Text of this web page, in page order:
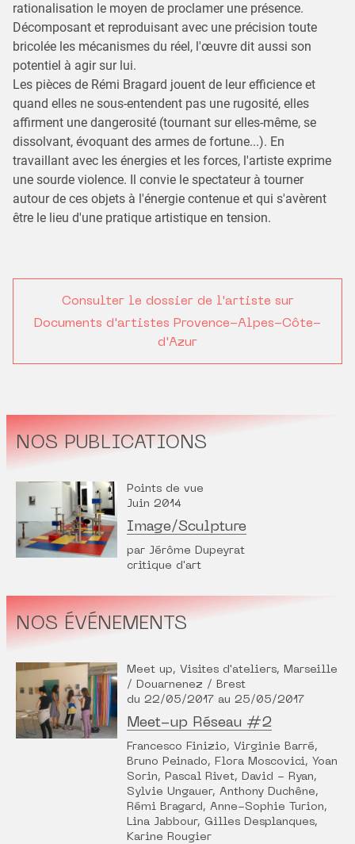
rationalisation le moyen de proclamer une présence.
Décomposant et reproduisant avec une précision toute
bricolée les mécanismes du réel, l'œuvre dit aussi son
potentiel à agir sur lui.
Les pièces de Rémi Bragard jouent de leur efficience et
quand elles ne sous-entendent pas une rugosité, elles
affirment une dangerosité (tournant sur elles-même, se
dissolvant, évoquant des armes de fortune...). En
travaillant avec les énergies et les forces, l'artiste exprime
une sourde violence. Il convie le spectateur à tourner
autour de ces objets à l'énergie contenue et qui s'avèrent
être le lieu d'une pratique artistique en tension.
Consulter le dossier de l'artiste sur
Documents d'artistes Provence-Alpes-Côte-
d'Azur
NOS PUBLICATIONS
Points de vue
Juin 2014
Image/Sculpture
par Jérôme Dupeyrat
critique d'art
NOS ÉVÉNEMENTS
Meet up, Visites d'ateliers, Marseille
/ Douarnenez / Brest
du 22/05/2017 au 25/05/2017
Meet-up Réseau #2
Francesco Finizio, Virginie Barré,
Bruno Peinado, Flora Moscovici, Yoan
Sorin, Pascal Rivet, David - Ryan,
Sylvie Ungauer, Anthony Duchêne,
Rémi Bragard, Anne-Sophie Turion,
Lina Jabbour, Gilles Desplanques,
Karine Rougier